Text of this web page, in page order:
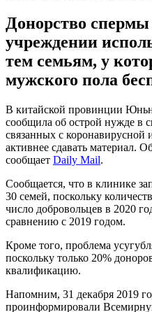
Донорство
учреждении
тем семьям, у
мужского пола
В китайской провинции
сообщила об острой нужде в
связанных с коронавирусной
активнее сдавать материал.
сообщает Daily Mail.
Сообщается, что в клинике
30 семей, поскольку
число добровольцев в 2020
сравнению с 2019 годом.
Кроме того, проблема
поскольку только 20%
квалификацию.
Напомним, 31 декабря 2019
проинформировали